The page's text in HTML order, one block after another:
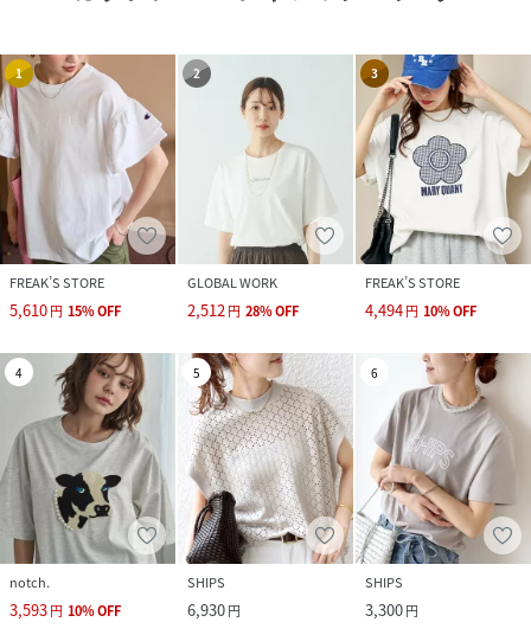
1
FREAK’S STORE
5,610円 15%OFF
2
GLOBAL WORK
2,512円 28%OFF
3
FREAK’S STORE
4,494円 10%OFF
4
notch.
3,593円 10%OFF
5
SHIPS
6,930円
6
SHIPS
3,300円